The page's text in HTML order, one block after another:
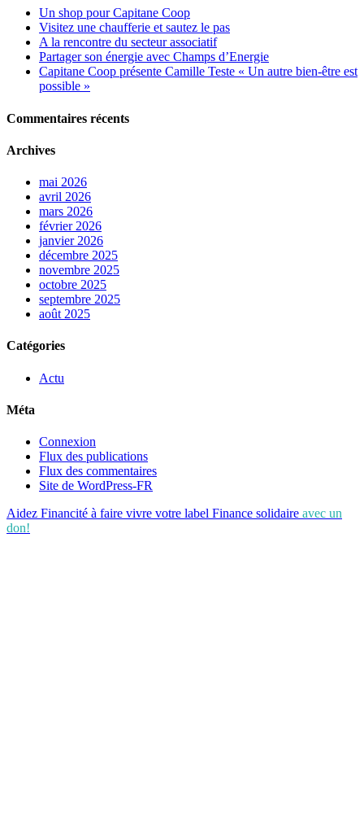
Un shop pour Capitane Coop
Visitez une chaufferie et sautez le pas
A la rencontre du secteur associatif
Partager son énergie avec Champs d’Energie
Capitane Coop présente Camille Teste « Un autre bien-être est
possible »
Commentaires récents
Archives
mai 2026
avril 2026
mars 2026
février 2026
janvier 2026
décembre 2025
novembre 2025
octobre 2025
septembre 2025
août 2025
Catégories
Actu
Méta
Connexion
Flux des publications
Flux des commentaires
Site de WordPress-FR
Aidez Financité à faire vivre votre label Finance solidaire avec un
don!